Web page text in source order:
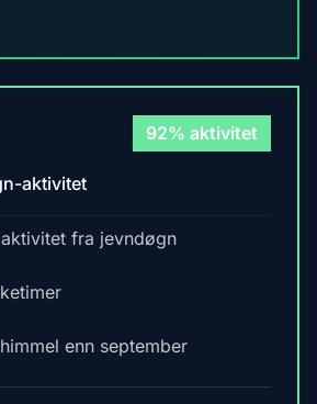
92% aktivitet
aktivitet
fra jevndøgn
enn september